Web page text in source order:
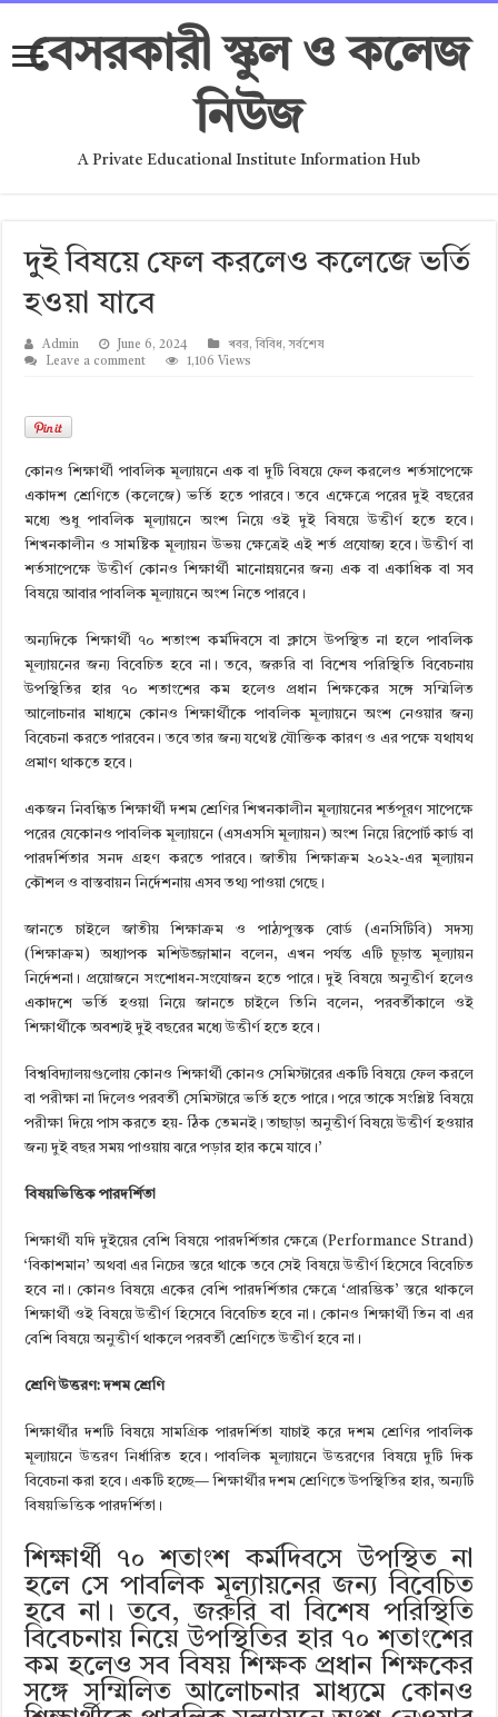
বেসরকারী স্কুল ও কলেজ
নিউজ
A Private Educational Institute Information Hub
দুুই বিষয়ে ফেল করলেও কলেজে ভর্তি
হওয়া যাবে
Admin June 6, 2024 খবর,বিবিধ,সর্বশেষ
Leave a comment
1,106 Views
কোনও শিক্ষার্থী পাবলিক মূল্যায়নে এক বা দুটি বিষয়ে ফেল করলেও শর্তসাপেক্ষে
একাদশ শ্রেণিতে (কলেজে) ভর্তি হতে পারবে। তবে এক্ষেত্রে পরের দুই বছরের
মধ্যে শুধু পাবলিক মূল্যায়নে অংশ নিয়ে ওই দুই বিষয়ে উত্তীর্ণ হতে হবে।
শিখনকালীন ও সামষ্টিক মূল্যায়ন উভয় ক্ষেত্রেই এই শর্ত প্রযোজ্য হবে। উত্তীর্ণ বা
শর্তসাপেক্ষে উত্তীর্ণ কোনও শিক্ষার্থী মানোন্নয়নের জন্য এক বা একাধিক বা সব
বিষয়ে আবার পাবলিক মূল্যায়নে অংশ নিতে পারবে।
অন্যদিকে শিক্ষার্থী ৭০ শতাংশ কর্মদিবসে বা ক্লাসে উপস্থিত না হলে পাবলিক
মূল্যায়নের জন্য বিবেচিত হবে না। তবে, জরুরি বা বিশেষ পরিস্থিতি বিবেচনায়
উপস্থিতির হার ৭০ শতাংশের কম হলেও প্রধান শিক্ষকের সঙ্গে সম্মিলিত
আলোচনার মাধ্যমে কোনও শিক্ষার্থীকে পাবলিক মূল্যায়নে অংশ নেওয়ার জন্য
বিবেচনা করতে পারবেন। তবে তার জন্য যথেষ্ট যৌক্তিক কারণ ও এর পক্ষে যথাযথ
প্রমাণ থাকতে হবে।
একজন নিবন্ধিত শিক্ষার্থী দশম শ্রেণির শিখনকালীন মূল্যায়নের শর্তপূরণ সাপেক্ষে
পরের যেকোনও পাবলিক মূল্যায়নে (এসএসসি মূল্যায়ন) অংশ নিয়ে রিপোর্ট কার্ড বা
পারদর্শিতার সনদ গ্রহণ করতে পারবে।জাতীয় শিক্ষাক্রম ২০২২-এর মূল্যায়ন
কৌশল ও বাস্তবায়ন নির্দেশনায় এসব তথ্য পাওয়া গেছে।
জানতে চাইলে জাতীয় শিক্ষাক্রম ও পাঠ্যপুস্তক বোর্ড (এনসিটিবি) সদস্য
(শিক্ষাক্রম) অধ্যাপক মশিউজ্জামান বলেন, এখন পর্যন্ত এটি চূড়ান্ত মূল্যায়ন
নির্দেশনা। প্রয়োজনে সংশোধন-সংযোজন হতে পারে। দুই বিষয়ে অনুত্তীর্ণ হলেও
একাদশে ভর্তি হওয়া নিয়ে জানতে চাইলে তিনি বলেন, পরবর্তীকালে ওই
শিক্ষার্থীকে অবশ্যই দুই বছরের মধ্যে উত্তীর্ণ হতে হবে।
বিশ্ববিদ্যালয়গুলোয় কোনও শিক্ষার্থী কোনও সেমিস্টারের একটি বিষয়ে ফেল করলে
বা পরীক্ষা না দিলেও পরবর্তী সেমিস্টারে ভর্তি হতে পারে। পরে তাকে সংশ্লিষ্ট বিষয়ে
পরীক্ষা দিয়ে পাস করতে হয়- ঠিক তেমনই। তাছাড়া অনুত্তীর্ণ বিষয়ে উত্তীর্ণ হওয়ার
জন্য দুই বছর সময় পাওয়ায় ঝরে পড়ার হার কমে যাবে।’
বিষয়ভিত্তিক পারদর্শিতা
শিক্ষার্থী যদি দুইয়ের বেশি বিষয়ে পারদর্শিতার ক্ষেত্রে (Performance Strand)
‘বিকাশমান’ অথবা এর নিচের স্তরে থাকে তবে সেই বিষয়ে উত্তীর্ণ হিসেবে বিবেচিত
হবে না। কোনও বিষয়ে একের বেশি পারদর্শিতার ক্ষেত্রে ‘প্রারম্ভিক’ স্তরে থাকলে
শিক্ষার্থী ওই বিষয়ে উত্তীর্ণ হিসেবে বিবেচিত হবে না। কোনও শিক্ষার্থী তিন বা এর
বেশি বিষয়ে অনুত্তীর্ণ থাকলে পরবর্তী শ্রেণিতে উত্তীর্ণ হবে না।
শ্রেণি উত্তরণ: দশম শ্রেণি
শিক্ষার্থীর দশটি বিষয়ে সামগ্রিক পারদর্শিতা যাচাই করে দশম শ্রেণির পাবলিক
মূল্যায়নে উত্তরণ নির্ধারিত হবে। পাবলিক মূল্যায়নে উত্তরণের বিষয়ে দুটি দিক
বিবেচনা করা হবে। একটি হচ্ছে— শিক্ষার্থীর দশম শ্রেণিতে উপস্থিতির হার, অন্যটি
বিষয়ভিত্তিক পারদর্শিতা।
শিক্ষার্থী ৭০ শতাংশ কর্মদিবসে উপস্থিত না
হলে সে পাবলিক মূল্যায়নের জন্য বিবেচিত
হবে না। তবে, জরুরি বা বিশেষ পরিস্থিতি
বিবেচনায় নিয়ে উপস্থিতির হার ৭০ শতাংশের
কম হলেও সব বিষয় শিক্ষক প্রধান শিক্ষকের
সঙ্গে সম্মিলিত আলোচনার মাধ্যমে কোনও